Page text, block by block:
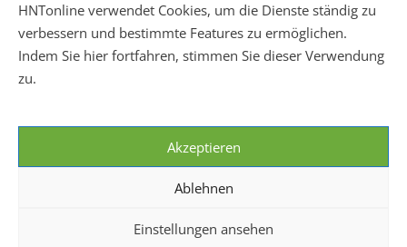
HNTonline verwendet Cookies, um die Dienste ständig zu
verbessern und bestimmte Features zu ermöglichen.
Indem Sie hier fortfahren, stimmen Sie dieser Verwendung
zu.
Akzeptieren
Ablehnen
Einstellungen ansehen
Mo – Fr 08:00 – 22:00 Uhr
Sa + So 10:00 – 18:00 Uhr